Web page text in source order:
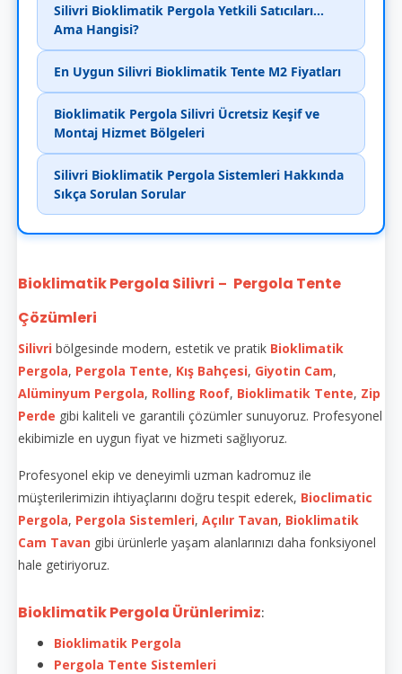
Silivri Bioklimatik Pergola Yetkili Satıcıları...
Ama Hangisi?
En Uygun Silivri Bioklimatik Tente M2 Fiyatları
Bioklimatik Pergola Silivri Ücretsiz Keşif ve
Montaj Hizmet Bölgeleri
Silivri Bioklimatik Pergola Sistemleri Hakkında
Sıkça Sorulan Sorular
Bioklimatik Pergola Silivri – Pergola Tente
Çözümleri
Silivri bölgesinde modern, estetik ve pratik Bioklimatik
Pergola, Pergola Tente, Kış Bahçesi, Giyotin Cam,
Alüminyum Pergola, Rolling Roof, Bioklimatik Tente, Zip
Perde gibi kaliteli ve garantili çözümler sunuyoruz. Profesyonel
ekibimizle en uygun fiyat ve hizmeti sağlıyoruz.
Profesyonel ekip ve deneyimli uzman kadromuz ile
müşterilerimizin ihtiyaçlarını doğru tespit ederek, Bioclimatic
Pergola, Pergola Sistemleri, Açılır Tavan, Bioklimatik
Cam Tavan gibi ürünlerle yaşam alanlarınızı daha fonksiyonel
hale getiriyoruz.
Bioklimatik Pergola Ürünlerimiz:
Bioklimatik Pergola
Pergola Tente Sistemleri